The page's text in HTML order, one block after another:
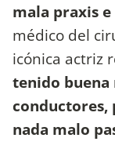
mala praxis
médico del
icónica actriz
tenido buena
conductores,
nada malo